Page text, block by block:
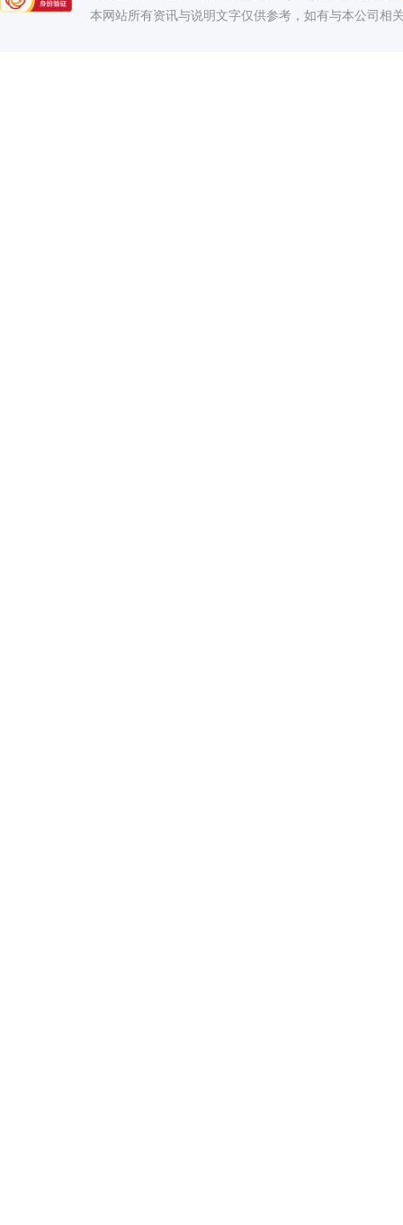
本网站所有资讯与说明文字仅供参考，如有与本公司相